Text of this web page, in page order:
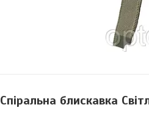
Спіральна блискавка